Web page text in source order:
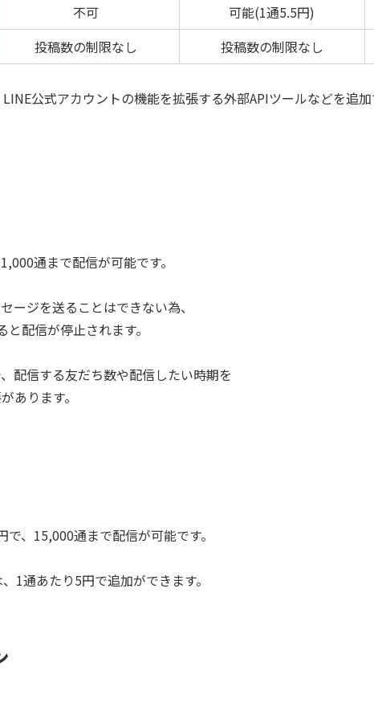
不可 可能(1通5.5円)
投稿数の制限なし 投稿数の制限なし
公式アカウントの機能を拡張する外部APIツールなどを追
通まで配信が可能です。
ージを送ることはできない為、
配信が停止されます。
配信する友だち数や配信したい時期を
あります。
、15,000通まで配信が可能です。
1通あたり5円で追加ができます。